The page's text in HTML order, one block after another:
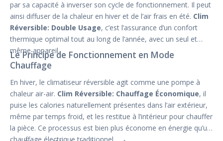
par sa capacité à inverser son cycle de fonctionnement. Il peut
ainsi diffuser de la chaleur en hiver et de l’air frais en été. Clim
Réversible: Double Usage, c’est l’assurance d’un confort
thermique optimal tout au long de l’année, avec un seul et
même appareil.
Le Principe de Fonctionnement en Mode
Chauffage
En hiver, le climatiseur réversible agit comme une pompe à
chaleur air-air. Clim Réversible: Chauffage Économique, il
puise les calories naturellement présentes dans l’air extérieur,
même par temps froid, et les restitue à l’intérieur pour chauffer
la pièce. Ce processus est bien plus économe en énergie qu’un